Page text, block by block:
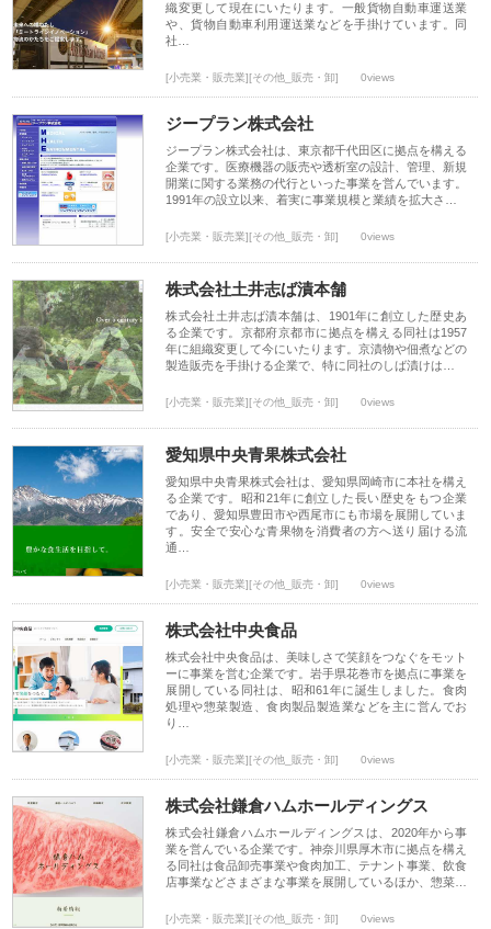
織変更して現在にいたります。一般貨物自動車運送業
や、貨物自動車利用運送業などを手掛けています。同
社…
[小売業・販売業][その他_販売・卸] 0views
ジープラン株式会社
ジープラン株式会社は、東京都千代田区に拠点を構える
企業です。医療機器の販売や透析室の設計、管理、新規
開業に関する業務の代行といった事業を営んでいます。
1991年の設立以来、着実に事業規模と業績を拡大さ…
[小売業・販売業][その他_販売・卸] 0views
株式会社土井志ば漬本舗
株式会社土井志ば漬本舗は、1901年に創立した歴史あ
る企業です。京都府京都市に拠点を構える同社は1957
年に組織変更して今にいたります。京漬物や佃煮などの
製造販売を手掛ける企業で、特に同社のしば漬けは…
[小売業・販売業][その他_販売・卸] 0views
愛知県中央青果株式会社
愛知県中央青果株式会社は、愛知県岡崎市に本社を構え
る企業です。昭和21年に創立した長い歴史をもつ企業
であり、愛知県豊田市や西尾市にも市場を展開していま
す。安全で安心な青果物を消費者の方へ送り届ける流
通…
[小売業・販売業][その他_販売・卸] 0views
株式会社中央食品
株式会社中央食品は、美味しさで笑顔をつなぐをモット
ーに事業を営む企業です。岩手県花巻市を拠点に事業を
展開している同社は、昭和61年に誕生しました。食肉
処理や惣菜製造、食肉製品製造業などを主に営んでお
り…
[小売業・販売業][その他_販売・卸] 0views
株式会社鎌倉ハムホールディングス
株式会社鎌倉ハムホールディングスは、2020年から事
業を営んでいる企業です。神奈川県厚木市に拠点を構え
る同社は食品卸売事業や食肉加工、テナント事業、飲食
店事業などさまざまな事業を展開しているほか、惣菜…
[小売業・販売業][その他_販売・卸] 0views